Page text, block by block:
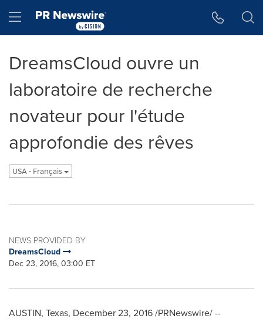
Hamburger menu
DreamsCloud ouvre un
laboratoire de recherche
novateur pour l'étude
approfondie des rêves
USA - Français
NEWS PROVIDED BY
DreamsCloud
Dec 23, 2016, 03:00 ET
AUSTIN, Texas, December 23, 2016/PRNewswire/ --